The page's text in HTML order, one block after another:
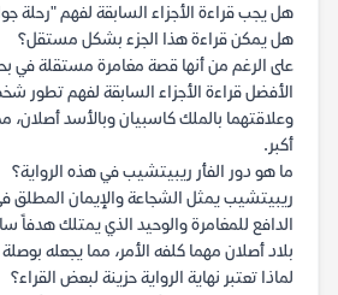
هل يجب قراءة الأجزاء السابقة لفهم "رحلة
هل يمكن قراءة هذا الجزء بشكل مستقل؟
على الرغم من أنها قصة مغامرة مستقلة في بحار
الأفضل قراءة الأجزاء السابقة لفهم تطور
وعلاقتهما بالملك كاسبيان وبالأسد أصلان،
أكبر.
ما هو دور الفأر ريبيتشيب في هذه الرواية؟
ريبيتشيب يمثل الشجاعة والإيمان المطلق
الدافع للمغامرة والوحيد الذي يمتلك هدفاً
بلاد أصلان مهما كلفه الأمر، مما يجعله
لماذا تعتبر نهاية الرواية حزينة لبعض القراء؟